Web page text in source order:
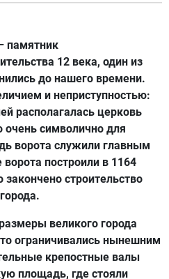
памятник
12 века, один из
до нашего времени.
и неприступностью:
располагалась церковь
символично для
ворота служили главным
построили в 1164
закончено строительство
великого города
ограничивались нынешним
крепостные валы
площадь, где стояли